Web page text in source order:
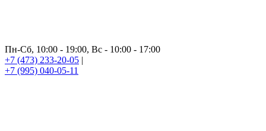
Пн-Сб, 10:00 - 19:00, Вс - 10:00 - 17:00
+7 (473) 233-20-05 |
+7 (995) 040-05-11